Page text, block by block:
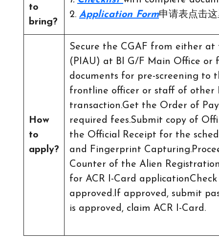
to
bring?
2. Application Form申请表点击
How
to
apply?
Secure the CGAF from either
(PIAU) at BI G/F Main Office or
documents for pre-screening to
frontline officer or staff of other
transaction.Get the Order of
required fees.Submit copy of
the Official Receipt for the
and Fingerprint
Counter of the Alien
for ACR I-Card
approved.If approved, submit
is approved, claim ACR I-Card.